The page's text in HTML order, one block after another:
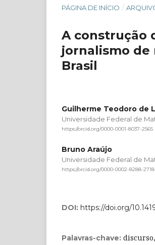
PÁGINA DE INÍCIO /
A construção
jornalismo de
Brasil
Guilherme Teodoro de
Universidade Federal de
https://orcid.org/0000-0001-8037-2565
Bruno Araújo
Universidade Federal de
https://orcid.org/0000-0002-8288-2718
DOI: https://doi.org/
Palavras-chave: